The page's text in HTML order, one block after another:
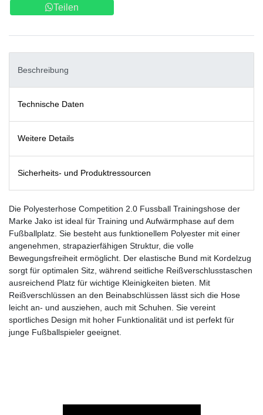
Teilen
Beschreibung
Technische Daten
Weitere Details
Sicherheits- und Produktressourcen
Die Polyesterhose Competition 2.0 Fussball Trainingshose der
Marke Jako ist ideal für Training und Aufwärmphase auf dem
Fußballplatz. Sie besteht aus funktionellem Polyester mit einer
angenehmen, strapazierfähigen Struktur, die volle
Bewegungsfreiheit ermöglicht. Der elastische Bund mit Kordelzug
sorgt für optimalen Sitz, während seitliche Reißverschlusstaschen
ausreichend Platz für wichtige Kleinigkeiten bieten. Mit
Reißverschlüssen an den Beinabschlüssen lässt sich die Hose
leicht an- und ausziehen, auch mit Schuhen. Sie vereint
sportliches Design mit hoher Funktionalität und ist perfekt für
junge Fußballspieler geeignet.